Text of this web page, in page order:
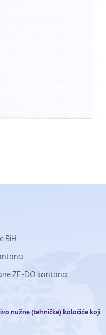
BiH
ZE-DO kantona
nužne (tehničke) kolačiće koji